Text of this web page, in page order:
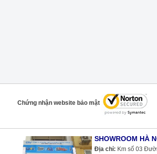
Chứng nhận website bảo mật
SHOWROOM HÀ
Địa chỉ: Km số 03